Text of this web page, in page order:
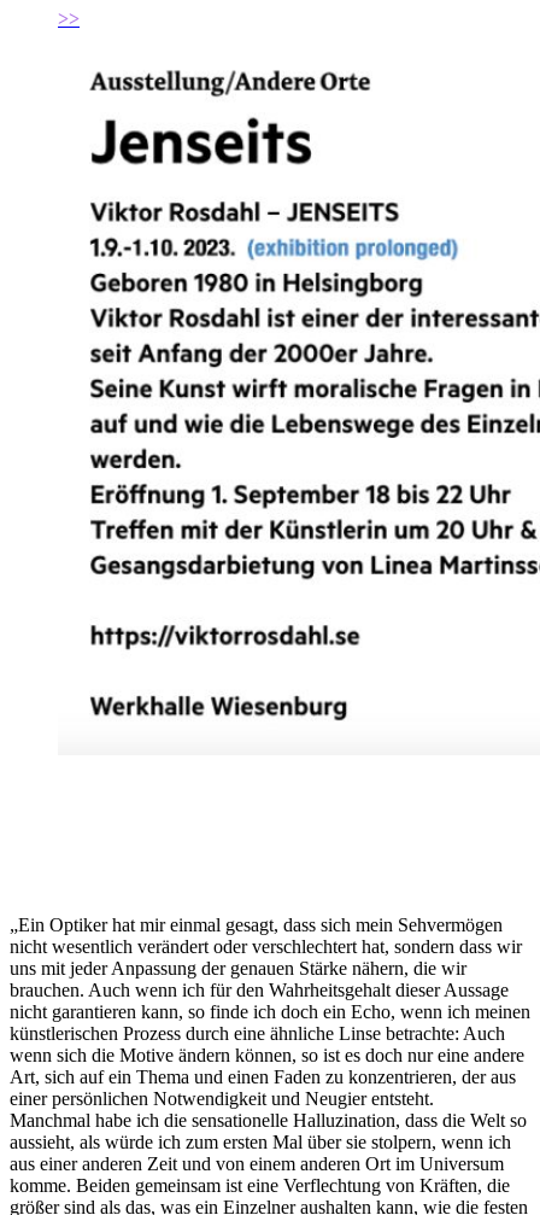
>>
„Ein Optiker hat mir einmal gesagt, dass sich mein Sehvermögen
nicht wesentlich verändert oder verschlechtert hat, sondern dass wir
uns mit jeder Anpassung der genauen Stärke nähern, die wir
brauchen. Auch wenn ich für den Wahrheitsgehalt dieser Aussage
nicht garantieren kann, so finde ich doch ein Echo, wenn ich meinen
künstlerischen Prozess durch eine ähnliche Linse betrachte: Auch
wenn sich die Motive ändern können, so ist es doch nur eine andere
Art, sich auf ein Thema und einen Faden zu konzentrieren, der aus
einer persönlichen Notwendigkeit und Neugier entsteht.
Manchmal habe ich die sensationelle Halluzination, dass die Welt so
aussieht, als würde ich zum ersten Mal über sie stolpern, wenn ich
aus einer anderen Zeit und von einem anderen Ort im Universum
komme. Beiden gemeinsam ist eine Verflechtung von Kräften, die
größer sind als das, was ein Einzelner aushalten kann, wie die festen